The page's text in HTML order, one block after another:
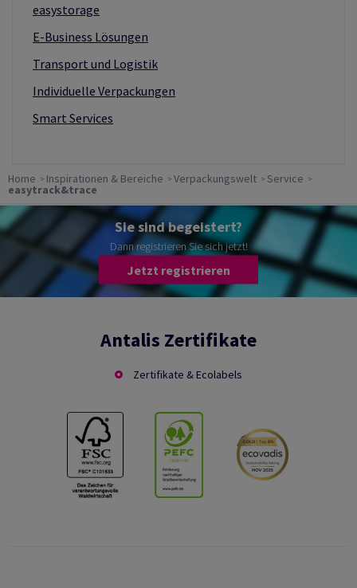
easystorage
E-Business Lösungen
Transport und Logistik
Individuelle Verpackungen
Smart Services
Home Inspirationen & Bereiche Verpackungswelt Service
easytrack&trace
Sie sind begeistert?
Dann registrieren Sie sich jetzt!
Jetzt registrieren
Antalis Zertifikate
Zertifikate & Ecolabels